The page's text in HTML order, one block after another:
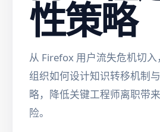
性策略
从 Firefox 用户流失危机切
组织如何设计知识转移机制
略，降低关键工程师离职带
险。